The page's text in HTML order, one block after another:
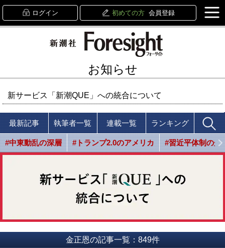
ログイン 初めての方 会員登録
お知らせ
新サービス「新潮QUE」への統合について
最新記事 執筆者一覧 連載一覧 ランキング
#中東動乱の深層 #トランプ2.0のアメリカ #習近平体制の光
金正恩の記事一覧：849件